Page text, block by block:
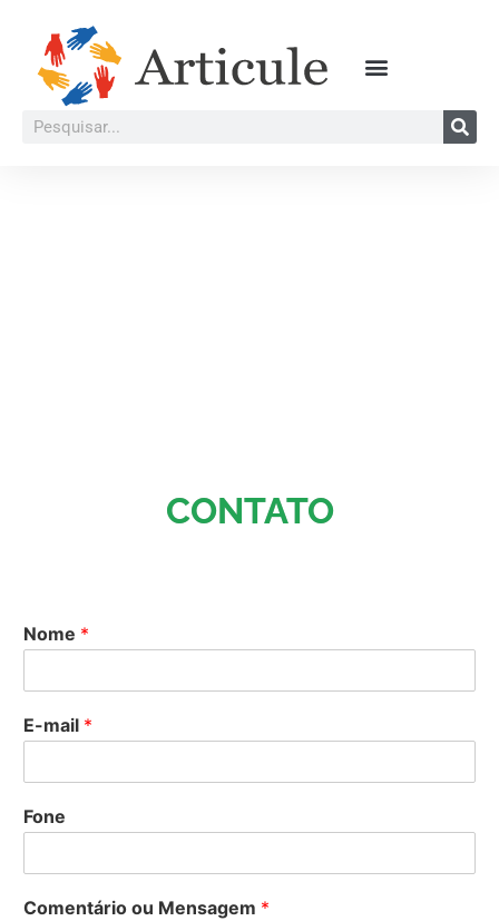
CONTATO
Nome *
E-mail *
Fone
Comentário ou Mensagem *